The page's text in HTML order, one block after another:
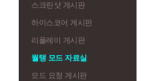
스크린샷 게시판
하이스코어 게시판
리플레이 게시판
월탱 모드 자료실
모드 요청 게시판